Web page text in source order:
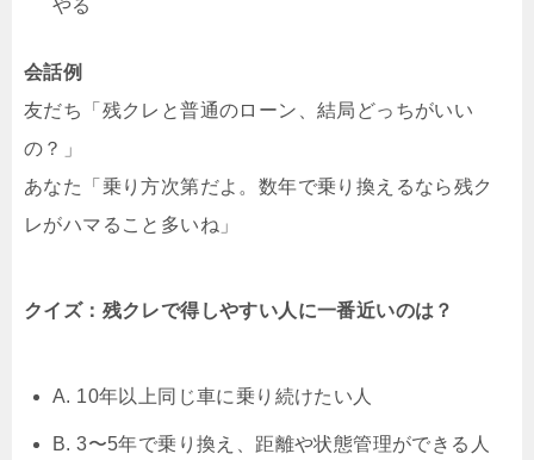
やる
会話例
友だち「残クレと普通のローン、結局どっちがいい
の？」
あなた「乗り方次第だよ。数年で乗り換えるなら残ク
レがハマること多いね」
クイズ：残クレで得しやすい人に一番近いのは？
A. 10年以上同じ車に乗り続けたい人
B. 3〜5年で乗り換え、距離や状態管理ができる人